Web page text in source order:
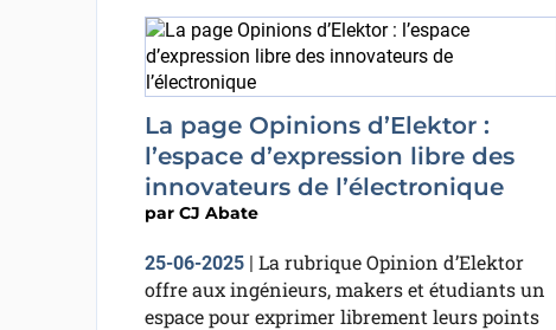
La page Opinions d’Elektor :
l’espace d’expression libre des
innovateurs de l’électronique
par CJ Abate
25-06-2025| La rubrique Opinion d’Elektor
offre aux ingénieurs, makers et étudiants un
espace pour exprimer librement leurs points